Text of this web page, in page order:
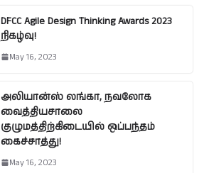
DFCC Agile Design Thinking Awards 2023
நிகழ்வு!
May 16, 2023
அலியான்ஸ் லங்கா, நவலோக
வைத்தியசாலை
குழுமத்திற்கிடையில் ஒப்பந்தம்
கைச்சாத்து!
May 16, 2023